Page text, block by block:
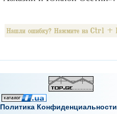
Политика Конфиденциальности